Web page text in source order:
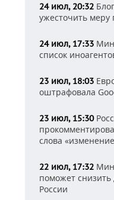
24 июл, 20:32
ужесточить меру
24 июл, 17:33
список
23 июл, 18:03
оштрафовала
23 июл, 15:30
слова
22 июл, 17:32
поможет
России